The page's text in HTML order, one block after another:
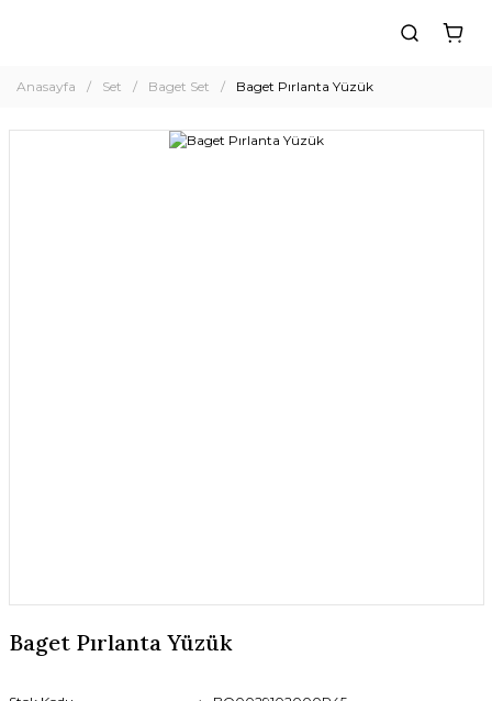
Anasayfa Set Baget Set Baget Pırlanta Yüzük
Baget Pırlanta Yüzük